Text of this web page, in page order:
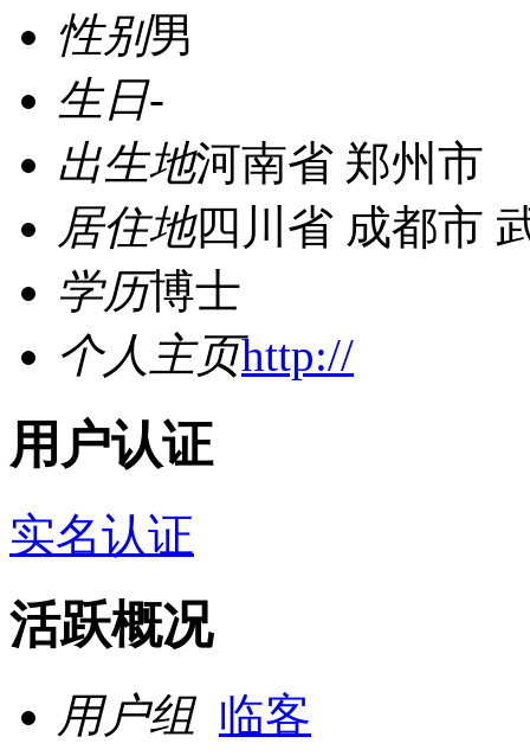
性别男
生日-
出生地河南省 郑州市
居住地四川省 成都市
学历博士
个人主页http://
用户认证
实名认证
活跃概况
用户组 临客